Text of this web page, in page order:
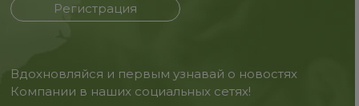
Регистрация
Вдохновляйся и первым узнавай о новостях
Компании в наших социальных сетях!